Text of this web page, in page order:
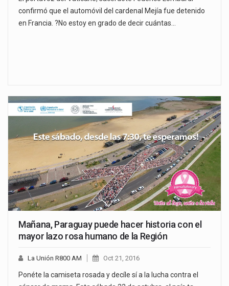
confirmó que el automóvil del cardenal Mejía fue detenido
en Francia. ?No estoy en grado de decir cuántas…
Mañana, Paraguay puede hacer historia con el
mayor lazo rosa humano de la Región
La Unión R800 AM Oct 21, 2016
Ponéte la camiseta rosada y decíle sí a la lucha contra el